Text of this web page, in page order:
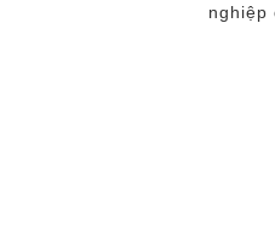
nghiệp